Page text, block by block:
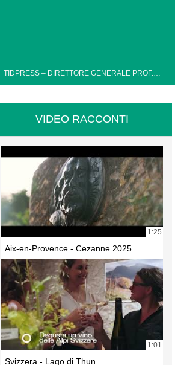
TIDPRESS – DIRETTORE GENERALE PROF.…
VIDEO RACCONTI
1:25
Aix-en-Provence - Cezanne 2025
1:01
Svizzera - Lago di Thun